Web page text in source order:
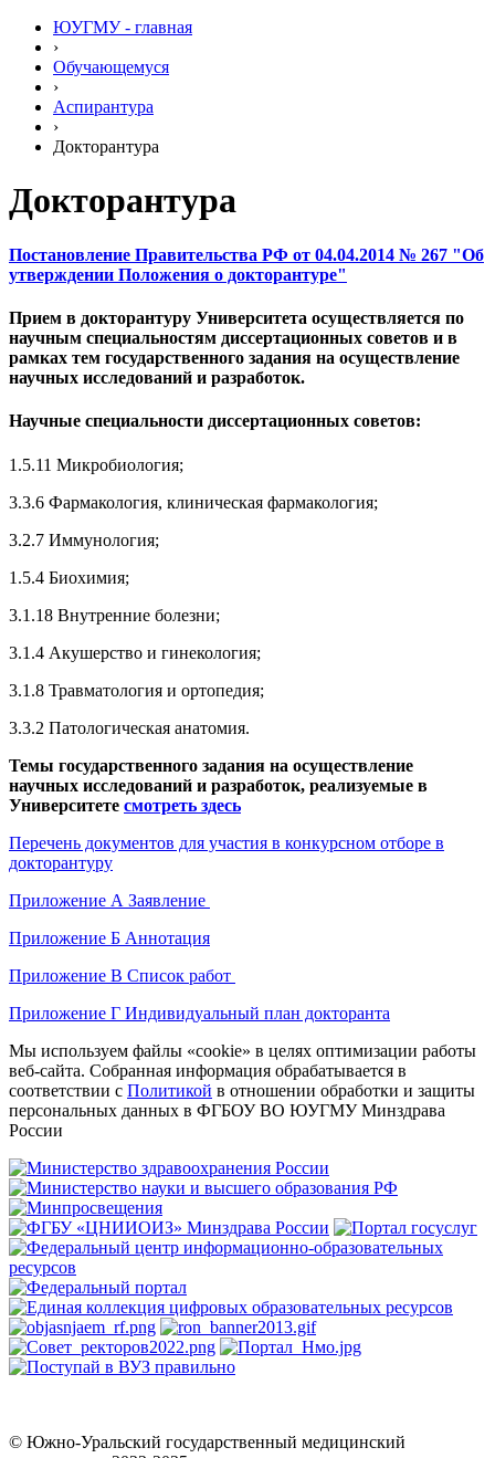
ЮУГМУ - главная
›
Обучающемуся
›
Аспирантура
›
Докторантура
Докторантура
Постановление Правительства РФ от 04.04.2014 № 267 "Об
утверждении Положения о докторантуре"
Прием в докторантуру Университета осуществляется по
научным специальностям диссертационных советов и в
рамках тем государственного задания на осуществление
научных исследований и разработок.
Научные специальности диссертационных советов:
1.5.11 Микробиология;
3.3.6 Фармакология, клиническая фармакология;
3.2.7 Иммунология;
1.5.4 Биохимия;
3.1.18 Внутренние болезни;
3.1.4 Акушерство и гинекология;
3.1.8 Травматология и ортопедия;
3.3.2 Патологическая анатомия.
Темы государственного задания на осуществление
научных исследований и разработок, реализуемые в
Университете смотреть здесь
Перечень документов для участия в конкурсном отборе в
докторантуру
Приложение А Заявление
Приложение Б Аннотация
Приложение В Список работ
Приложение Г Индивидуальный план докторанта
Мы используем файлы «cookie» в целях оптимизации работы
веб-сайта. Собранная информация обрабатывается в
соответствии с Политикой в отношении обработки и защиты
персональных данных в ФГБОУ ВО ЮУГМУ Минздрава
России
© Южно-Уральский государственный медицинский